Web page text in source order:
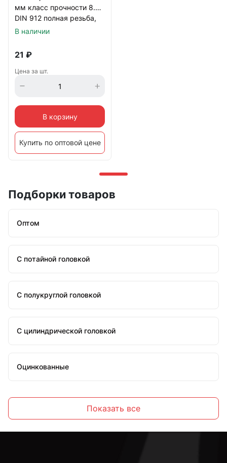
мм класс прочности 8.8
DIN 912 полная резьба,
оцинкованый
В наличии
21 ₽
Цена за шт.
В корзину
Купить по оптовой цене
Подборки товаров
Оптом
С потайной головкой
С полукруглой головкой
С цилиндрической головкой
Оцинкованные
Показать все